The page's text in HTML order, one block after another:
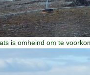
is omheind om te